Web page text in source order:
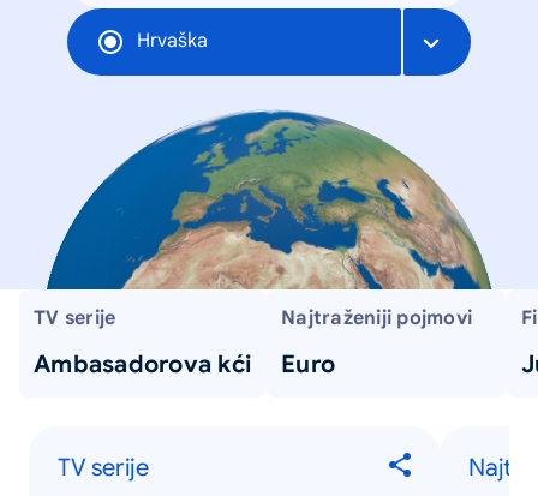
Hrvaška
TV serije
Ambasadorova kći
Najtraženiji pojmovi
Euro
TV serije